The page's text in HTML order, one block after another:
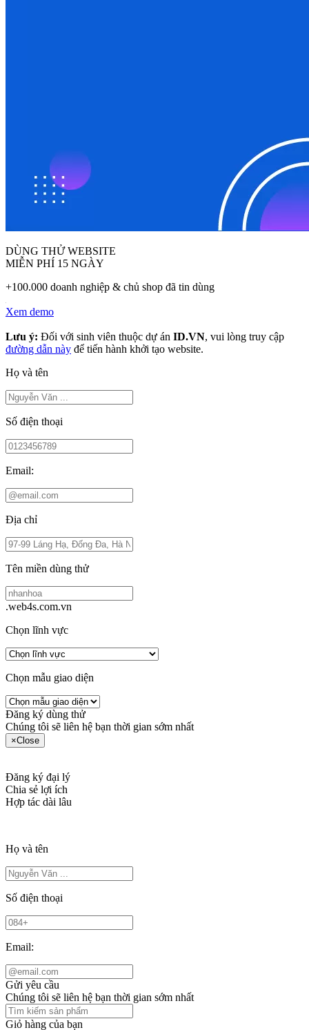
DÙNG THỬ WEBSITE
MIỄN PHÍ 15 NGÀY
+100.000 doanh nghiệp & chủ shop đã tin dùng
Xem demo
Lưu ý: Đối với sinh viên thuộc dự án ID.VN, vui lòng truy cập
đường dẫn này để tiến hành khởi tạo website.
Họ và tên
Số điện thoại
Email:
Địa chỉ
Tên miền dùng thử
.web4s.com.vn
Chọn lĩnh vực
Chọn mẫu giao diện
Đăng ký dùng thử
Chúng tôi sẽ liên hệ bạn thời gian sớm nhất
×Close
Đăng ký đại lý
Chia sẻ lợi ích
Hợp tác dài lâu
Họ và tên
Số điện thoại
Email:
Gửi yêu cầu
Chúng tôi sẽ liên hệ bạn thời gian sớm nhất
Giỏ hàng của bạn